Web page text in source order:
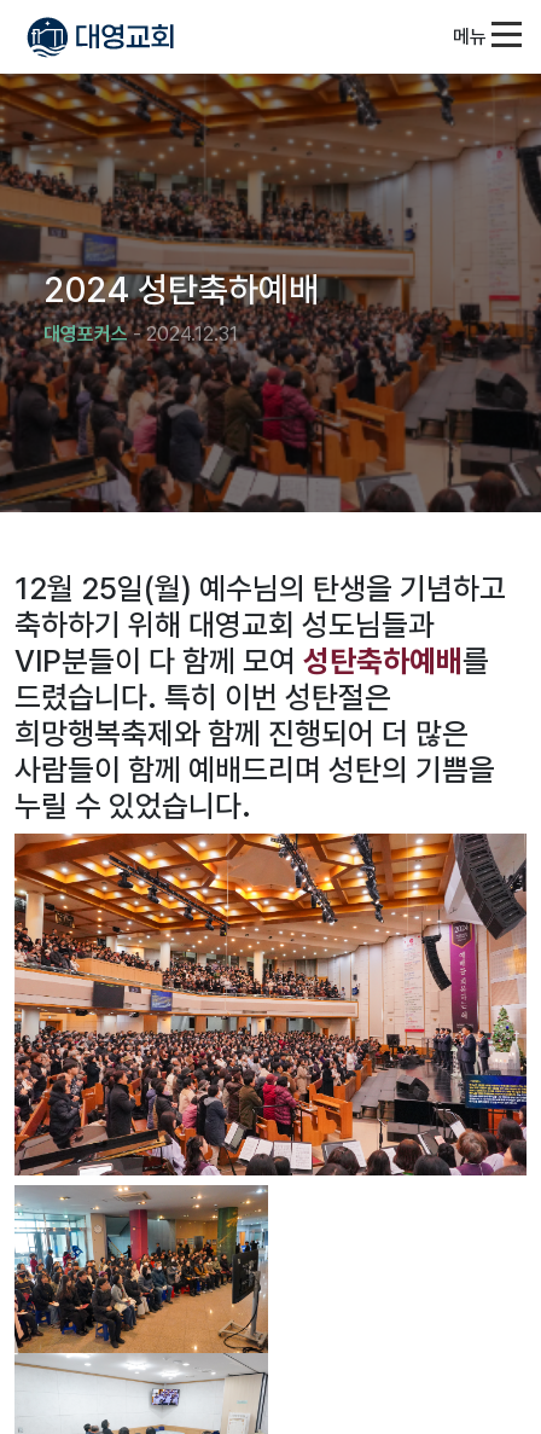
메뉴
2024 성탄축하예배
대영포커스- 2024.12.31
12월 25일(월) 예수님의 탄생을 기념하고
축하하기 위해 대영교회 성도님들과
VIP분들이 다 함께 모여 성탄축하예배를
드렸습니다. 특히 이번 성탄절은
희망행복축제와 함께 진행되어 더 많은
사람들이 함께 예배드리며 성탄의 기쁨을
누릴 수 있었습니다.